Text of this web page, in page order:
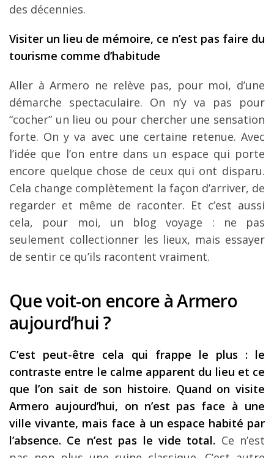
des décennies.
Visiter un lieu de mémoire, ce n’est pas faire du
tourisme comme d’habitude
Aller à Armero ne relève pas, pour moi, d’une
démarche spectaculaire. On n’y va pas pour
“cocher” un lieu ou pour chercher une sensation
forte. On y va avec une certaine retenue. Avec
l’idée que l’on entre dans un espace qui porte
encore quelque chose de ceux qui ont disparu.
Cela change complètement la façon d’arriver, de
regarder et même de raconter. Et c’est aussi
cela, pour moi, un blog voyage : ne pas
seulement collectionner les lieux, mais essayer
de sentir ce qu’ils racontent vraiment.
Que voit-on encore à Armero
aujourd’hui ?
C’est peut-être cela qui frappe le plus : le
contraste entre le calme apparent du lieu et ce
que l’on sait de son histoire. Quand on visite
Armero aujourd’hui, on n’est pas face à une
ville vivante, mais face à un espace habité par
l’absence. Ce n’est pas le vide total. Ce n’est